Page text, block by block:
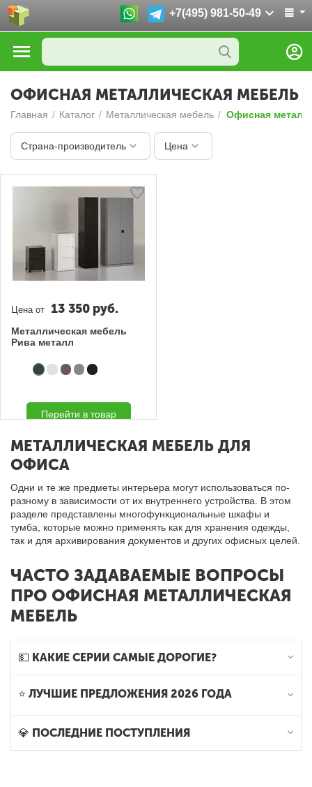
+7(495) 981-50-49
ОФИСНАЯ МЕТАЛЛИЧЕСКАЯ МЕБЕЛЬ
Главная / Каталог / Металлическая мебель / Офисная
Страна-производитель Цена
МЕТАЛЛИЧЕСКАЯ МЕБЕЛЬ ДЛЯ
ОФИСА
Одни и те же предметы интерьера могут использоваться по-
разному в зависимости от их внутреннего устройства. В этом
разделе представлены многофункциональные шкафы и
тумба, которые можно применять как для хранения одежды,
так и для архивирования документов и других офисных целей.
ЧАСТО ЗАДАВАЕМЫЕ ВОПРОСЫ
ПРО ОФИСНАЯ МЕТАЛЛИЧЕСКАЯ
МЕБЕЛЬ
💵 КАКИЕ СЕРИИ САМЫЕ ДОРОГИЕ?
⭐ ЛУЧШИЕ ПРЕДЛОЖЕНИЯ 2026 ГОДА
💎 ПОСЛЕДНИЕ ПОСТУПЛЕНИЯ
Цена от 13 350 руб.
Металлическая мебель
Рива металл
Перейти в товар